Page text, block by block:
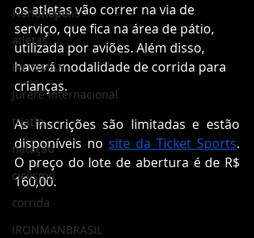
Florianopolis
atletas
IRONMAN
Jurerê Internacional
triatlo
natação
ciclismo
corrida
IRONMANBRASIL
os atletas vão correr na via de
serviço, que fica na área de pátio,
utilizada por aviões. Além disso,
haverá modalidade de corrida para
crianças.
As inscrições são limitadas e estão
disponíveis no site da Ticket Sports.
O preço do lote de abertura é de R$
160,00.